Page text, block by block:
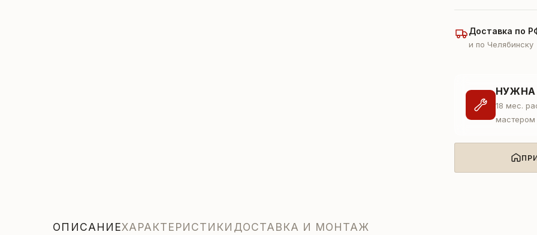
Доставка по
и по Челябинску
НУЖНА
18 мес.
мастером
ОПИСАНИЕХАРАКТЕРИСТИКИ ДОСТАВКА И МОНТАЖ